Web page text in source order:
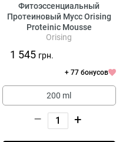
Фитоэссенциальный
Протеиновый Мусс Orising
Proteinic Mousse
Orising
1 545 грн.
+ 77 бонусов
200 ml
– +